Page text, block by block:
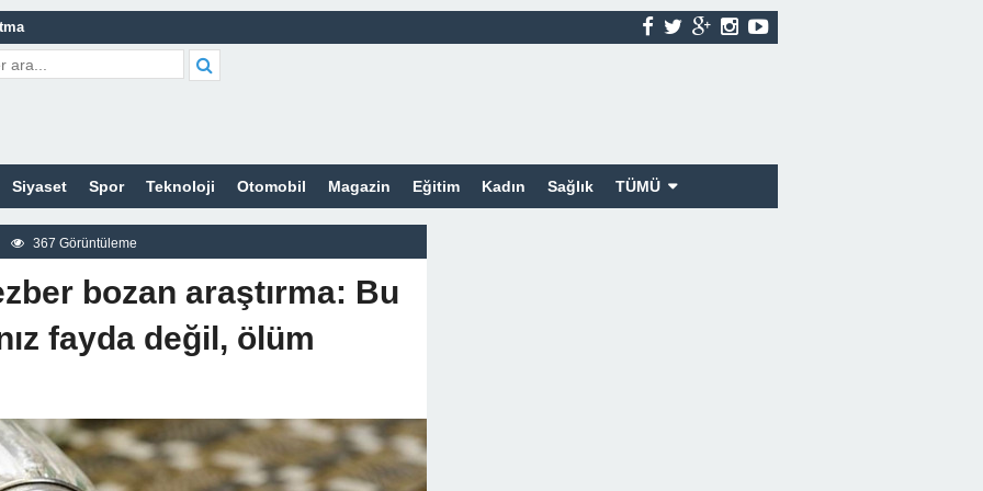
Nelerdir?
Nelerdir?
Nelerdir?
Bayan Sitesi
Siyaset Spor Teknoloji Otomobil Magazin Eğitim Kadın Sağlık TÜMÜ
367 Görüntüleme
bozan araştırma: Bu
fayda değil, ölüm